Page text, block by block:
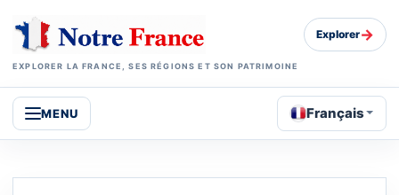
EXPLORER LA FRANCE, SES RÉGIONS ET SON PATRIMOINE
Explorer→
MENU Français